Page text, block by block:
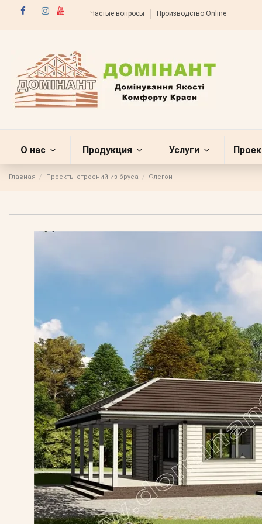
Частые вопросы Производство Online
О нас Продукция Услуги
Главная Проекты строений из бруса Флегон